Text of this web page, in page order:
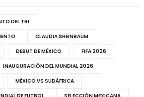
DEL TRI
CLAUDIA SHEINBAUM
DEBUT DE MÉXICO
FIFA 2026
INAUGURACIÓN DEL MUNDIAL 2026
MÉXICO VS SUDÁFRICA